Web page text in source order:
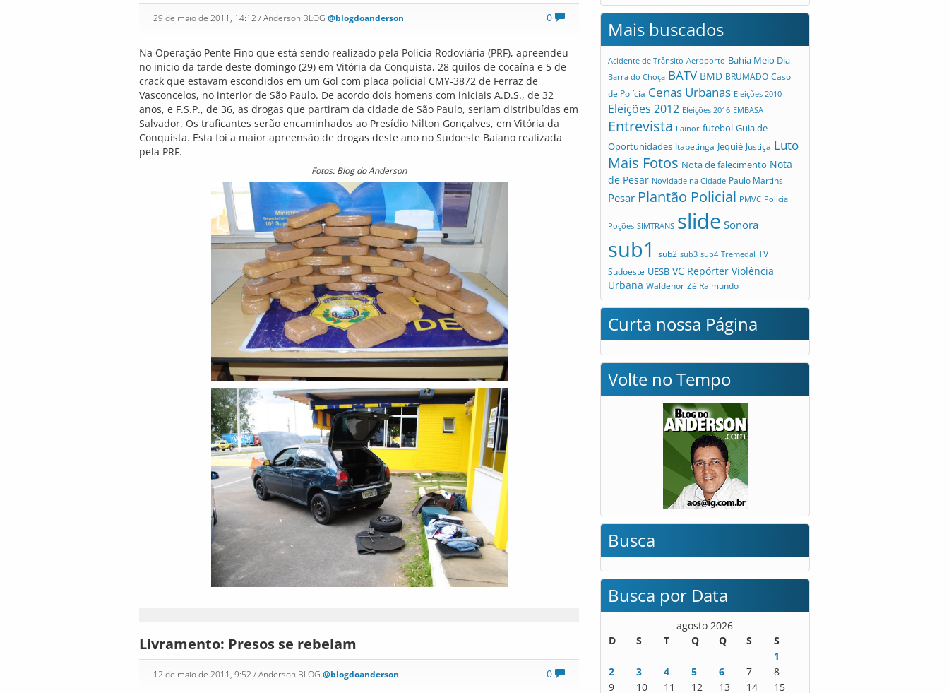
0
29 de maio de 2011, 14:12 / Anderson BLOG @blogdoanderson
Na Operação Pente Fino que está sendo realizado pela Polícia Rodoviária (PRF), apreendeu
no inicio da tarde deste domingo (29) em Vitória da Conquista, 28 quilos de cocaína e 5 de
crack que estavam escondidos em um Gol com placa policial CMY-3872 de Ferraz de
Vasconcelos, no interior de São Paulo. De acordo dois homens com iniciais A.D.S., de 32
anos, e F.S.P., de 36, as drogas que partiram da cidade de São Paulo, seriam distribuídas em
Salvador. Os traficantes serão encaminhados ao Presídio Nilton Gonçalves, em Vitória da
Conquista. Esta foi a maior apreensão de drogas deste ano no Sudoeste Baiano realizada
pela PRF.
Fotos: Blog do Anderson
Livramento: Presos se rebelam
0
12 de maio de 2011, 9:52 / Anderson BLOG @blogdoanderson
Mais buscados
Acidente de Trânsito Aeroporto Bahia Meio Dia
Barra do Choça BATV BMD BRUMADO Caso
de Polícia Cenas Urbanas Eleições 2010
Eleições 2012 Eleições 2016 EMBASA
Entrevista Fainor futebol Guia de
Oportunidades Itapetinga Jequié Justiça Luto
Mais Fotos Nota de falecimento Nota
de Pesar Novidade na Cidade Paulo Martins
Pesar Plantão Policial PMVC Polícia
Poções SIMTRANS slide Sonora
sub1 sub2 sub3 sub4 Tremedal TV
Sudoeste UESB VC Repórter Violência
Urbana Waldenor Zé Raimundo
Curta nossa Página
Volte no Tempo
Busca
Busca por Data
agosto 2026
D
S T Q Q S
S
1
2
3 4 5 6 7
8
9
10 11 12 13 14 15